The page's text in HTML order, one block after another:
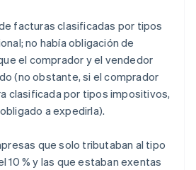
facturas clasificadas por tipos
no había obligación de
el comprador y el vendedor
(no obstante, si el comprador
clasificada por tipos impositivos,
a expedirla).
que solo tributaban al tipo
10 % y las que estaban exentas